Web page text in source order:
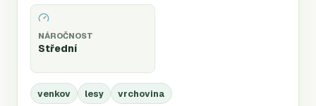
NÁROČNOST
Střední
venkov lesy vrchovina